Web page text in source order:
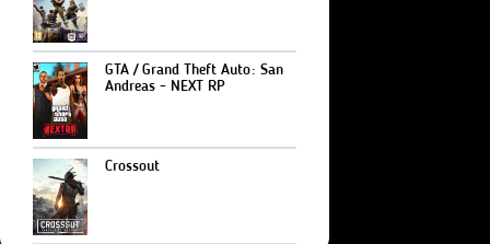
GTA / Grand Theft Auto: San
Andreas - NEXT RP
Crossout